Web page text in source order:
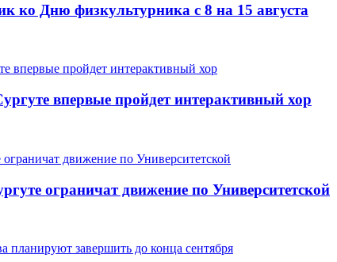
ко Дню физкультурника с 8 на 15 августа
впервые пройдет интерактивный хор
ограничат движение по Университетской